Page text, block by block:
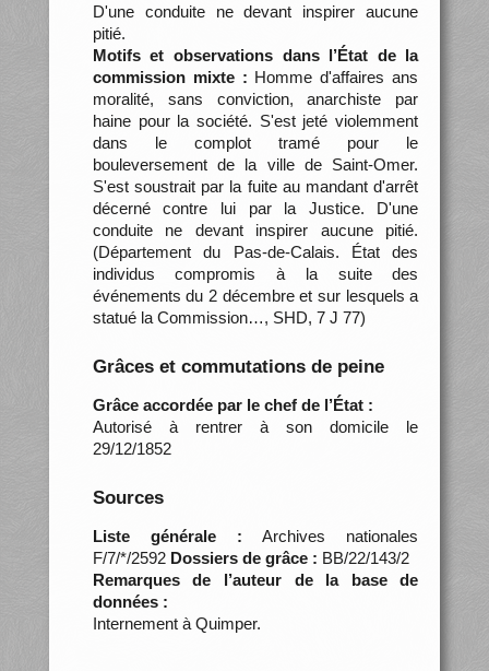
D'une conduite ne devant inspirer aucune
pitié.
Motifs et observations dans l’État de la
commission mixte : Homme d'affaires ans
moralité, sans conviction, anarchiste par
haine pour la société. S'est jeté violemment
dans le complot tramé pour le
bouleversement de la ville de Saint-Omer.
S'est soustrait par la fuite au mandant d'arrêt
décerné contre lui par la Justice. D'une
conduite ne devant inspirer aucune pitié.
(Département du Pas-de-Calais. État des
individus compromis à la suite des
événements du 2 décembre et sur lesquels a
statué la Commission…, SHD, 7 J 77)
Grâces et commutations de peine
Grâce accordée par le chef de l’État :
Autorisé à rentrer à son domicile le
29/12/1852
Sources
Liste générale : Archives nationales
F/7/*/2592 Dossiers de grâce : BB/22/143/2
Remarques de l’auteur de la base de
données :
Internement à Quimper.